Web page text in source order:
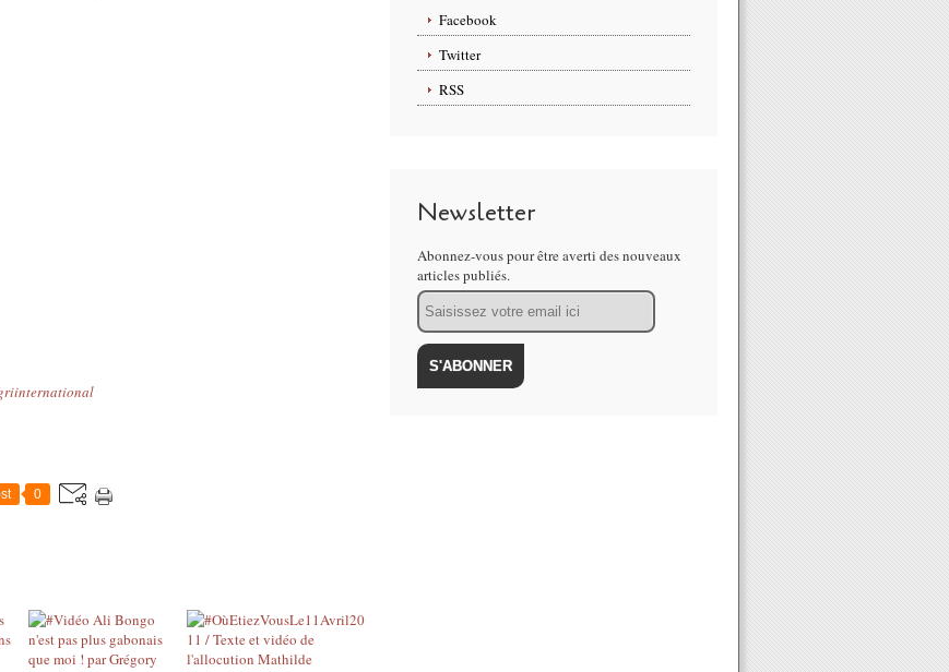
0
Facebook
Twitter
RSS
Newsletter
Abonnez-vous pour être averti des nouveaux
articles publiés.
Email